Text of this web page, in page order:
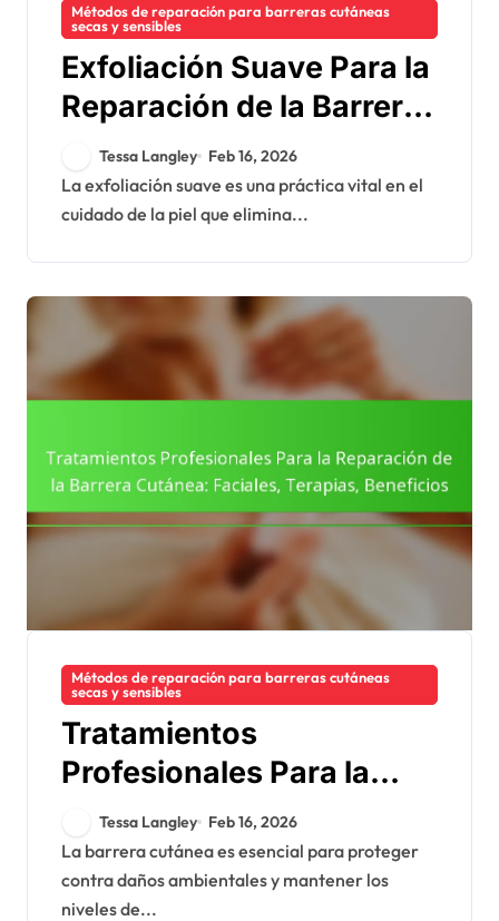
Métodos de reparación para barreras cutáneas
secas y sensibles
Exfoliación Suave Para la
Reparación de la Barrera
Cutánea: Métodos,
Frecuencia, Productos
Tessa Langley Feb 16, 2026
La exfoliación suave es una práctica vital en el
cuidado de la piel que elimina...
Métodos de reparación para barreras cutáneas
secas y sensibles
Tratamientos
Profesionales Para la
Reparación de la Barrera
Cutánea: Faciales,
Terapias, Beneficios
Tessa Langley Feb 16, 2026
La barrera cutánea es esencial para proteger
contra daños ambientales y mantener los
niveles de...